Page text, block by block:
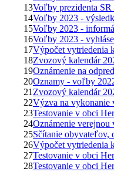
13Voľby prezidenta
14Voľby 2023 -
15Voľby 2023 -
16Voľby 2023 -
17Výpočet vytriedenia
18Zvozový kalendár
19Oznámenie na
20Oznamy - voľby
21 Zvozový kalendár
22Výzva na vykonanie
23Testovanie v obci
24Oznámenie verejnou
25Sčítanie obyvateľov,
26Výpočet vytriedenia
27Testovanie v obci
28Testovanie v obci